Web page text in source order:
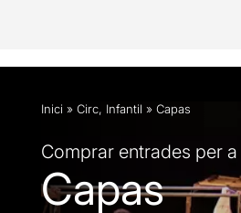
Inici » Circ, Infantil » Capas
Comprar entrades per a
Capas